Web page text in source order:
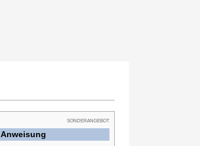
SONDERANGEBOT
Anweisung